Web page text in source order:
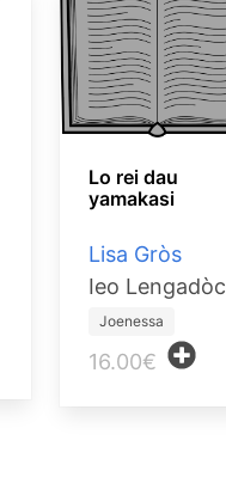
Lo rei dau
yamakasi
Lisa Gròs
Ieo Lengadòc
Joenessa
16.00€